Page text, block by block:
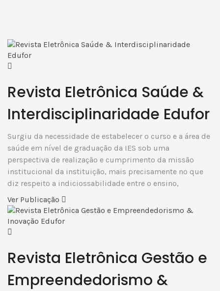
Revista Eletrônica Saúde &
Interdisciplinaridade Edufor
Surgiu da necessidade de estabelecer o curso e a área de
saúde em nível de graduação da IES sob uma
perspectiva de realização e cumprimento da missão
institucional da instituição, mais precisamente no que
diz respeito a indiciossabilidade entre o ensino,
Ver Publicação
Revista Eletrônica Gestão e
Empreendedorismo &